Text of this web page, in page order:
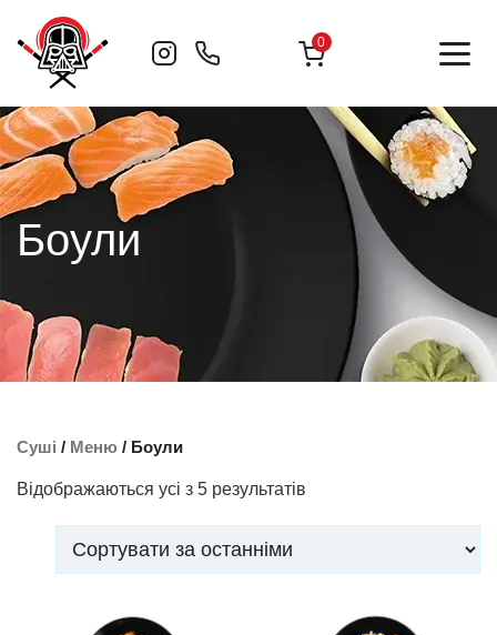
content
0
Боули
Суші / Меню / Боули
Відображаються усі з 5 результатів